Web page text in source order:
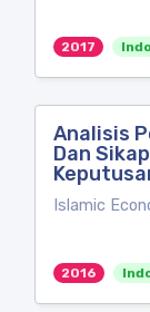
2017
Analisis
Dan
Islamic
2016